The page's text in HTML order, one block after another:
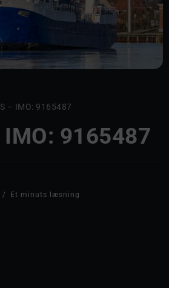
– IMO: 9165487
IMO: 9165487
Et minuts læsning